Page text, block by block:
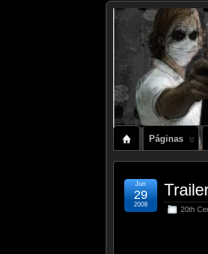
Páginas
20th
Jun
29
2008